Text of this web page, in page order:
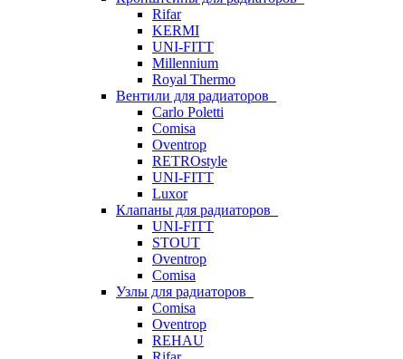
Rifar
KERMI
UNI-FITT
Millennium
Royal Thermo
Вентили для радиаторов
Carlo Poletti
Comisa
Oventrop
RETROstyle
UNI-FITT
Luxor
Клапаны для радиаторов
UNI-FITT
STOUT
Oventrop
Comisa
Узлы для радиаторов
Comisa
Oventrop
REHAU